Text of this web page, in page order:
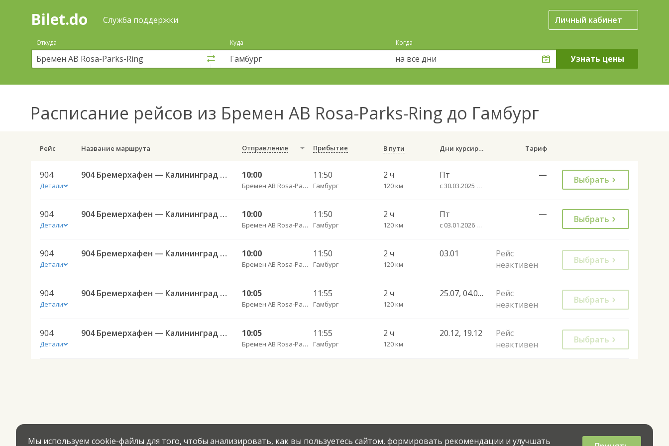
Поиск
покупка
билетов
автобус
онлайн
Bilet.do Служба поддержки Личный кабинет
Откуда Куда Когда
на все дни
Расписание рейсов из Бремен АВ Rosa-Parks-Ring до Гамбург
Рейс Название маршрута Отправление Прибытие В пути Дни курсирования Тариф
904
Детали
904 Бремерхафен — Калининград АВ 10:00
Бремен АВ Rosa-Parks-Ring
11:50
Гамбург
2 ч
120 км
Пт
с 30.03.2025 до 31.10.2032
— Выбрать
904
Детали
904 Бремерхафен — Калининград АВ 10:00
Бремен АВ Rosa-Parks-Ring
11:50
Гамбург
2 ч
120 км
Пт
с 03.01.2026 до 26.03.2034
— Выбрать
904
Детали
904 Бремерхафен — Калининград АВ 10:00
Бремен АВ Rosa-Parks-Ring
11:50
Гамбург
2 ч
120 км
03.01
Рейс
неактивен
Выбрать
904
Детали
904 Бремерхафен — Калининград АВ 10:05
Бремен АВ Rosa-Parks-Ring
11:55
Гамбург
2 ч
120 км
25.07, 04.07, 01.08
Рейс
неактивен
Выбрать
904
Детали
904 Бремерхафен — Калининград АВ 10:05
Бремен АВ Rosa-Parks-Ring
11:55
Гамбург
2 ч
120 км
20.12, 19.12
Рейс
неактивен
Выбрать
Мы используем cookie-файлы для того, чтобы анализировать, как вы пользуетесь сайтом, формировать рекомендации и улучшать